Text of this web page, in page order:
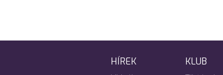
HÍREK KLUB